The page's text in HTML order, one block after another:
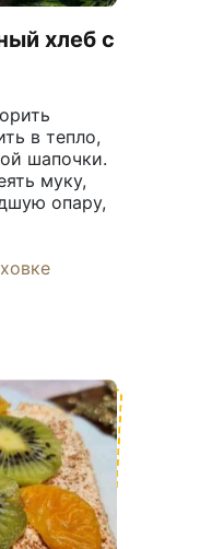
хлеб с
в тепло,
шапочки.
муку,
опару,